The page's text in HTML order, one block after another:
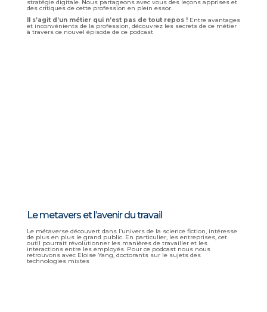
stratégie digitale. Nous partageons avec vous des leçons apprises et
des critiques de cette profession en plein essor.
Il s’agit d’un métier qui n’est pas de tout repos !Entre avantages
et inconvénients de la profession, découvrez les secrets de ce métier
à travers ce nouvel épisode de ce podcast
Le metavers et l’avenir du travail
Le métaverse découvert dans l’univers de la science fiction, intéresse
de plus en plus le grand public. En particulier, les entreprises, cet
outil pourrait révolutionner les manières de travailler et les
interactions entre les employés. Pour ce podcast nous nous
retrouvons avec Eloise Yang, doctorants sur le sujets des
technologies mixtes